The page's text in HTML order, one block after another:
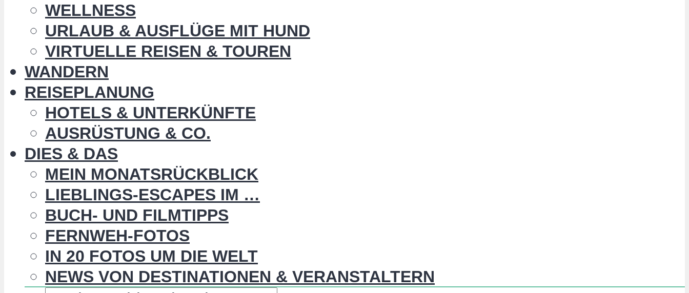
WELLNESS
URLAUB & AUSFLÜGE MIT HUND
VIRTUELLE REISEN & TOUREN
WANDERN
REISEPLANUNG
HOTELS & UNTERKÜNFTE
AUSRÜSTUNG & CO.
DIES & DAS
MEIN MONATSRÜCKBLICK
LIEBLINGS-ESCAPES IM …
BUCH- UND FILMTIPPS
FERNWEH-FOTOS
IN 20 FOTOS UM DIE WELT
NEWS VON DESTINATIONEN & VERANSTALTERN